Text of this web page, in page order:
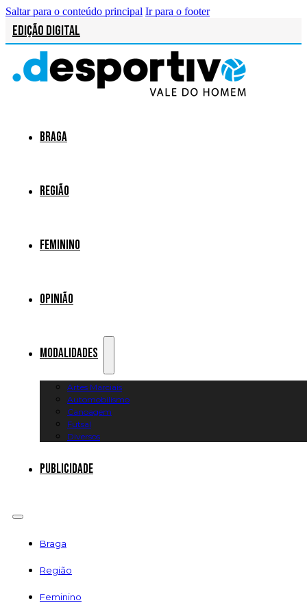
Saltar para o conteúdo principal Ir para o footer
Edição Digital
Braga
Região
Feminino
Opinião
Modalidades
Artes Marciais
Automobilismo
Canoagem
Futsal
Diversos
Publicidade
Braga
Região
Feminino